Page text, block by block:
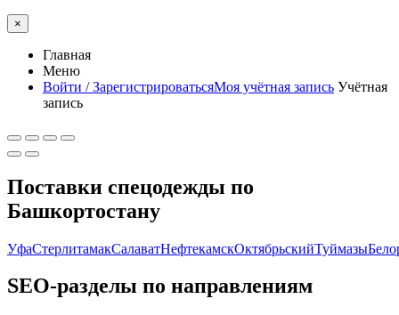
×
Главная
Меню
Войти / ЗарегистрироватьсяМоя учётная запись Учётная
запись
Поставки спецодежды по
Башкортостану
УфаСтерлитамакСалаватНефтекамскОктябрьскийТуймазы
SEO-разделы по направлениям